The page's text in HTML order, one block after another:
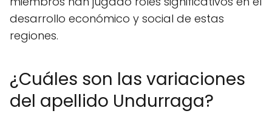
desarrollo económico y social de estas
regiones.
¿Cuáles son las variaciones
del apellido Undurraga?